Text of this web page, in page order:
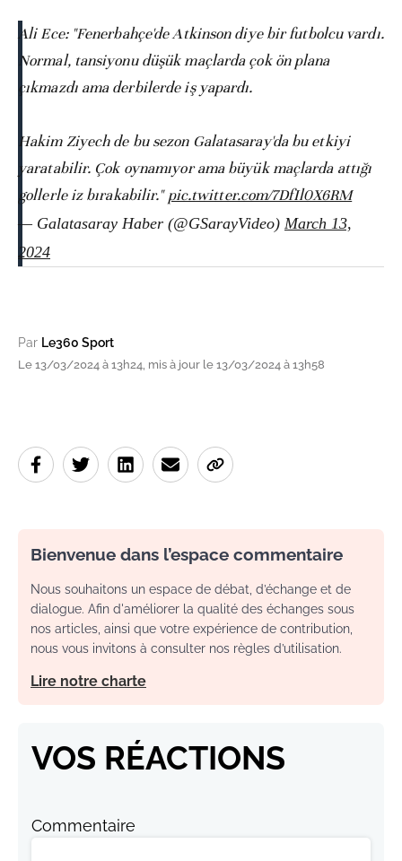
Ali Ece: "Fenerbahçe'de Atkinson diye bir futbolcu vardı.
Normal, tansiyonu düşük maçlarda çok ön plana
çıkmazdı ama derbilerde iş yapardı.
Hakim Ziyech de bu sezon Galatasaray'da bu etkiyi
yaratabilir. Çok oynamıyor ama büyük maçlarda attığı
gollerle iz bırakabilir."pic.twitter.com/7DfIl0X6RM
— Galatasaray Haber (@GSarayVideo) March 13,
2024
Par Le360 Sport
Le 13/03/2024 à 13h24, mis à jour le 13/03/2024 à 13h58
Bienvenue dans l’espace commentaire
Nous souhaitons un espace de débat, d’échange et de
dialogue. Afin d'améliorer la qualité des échanges sous
nos articles, ainsi que votre expérience de contribution,
nous vous invitons à consulter nos règles d’utilisation.
Lire notre charte
VOS RÉACTIONS
Commentaire